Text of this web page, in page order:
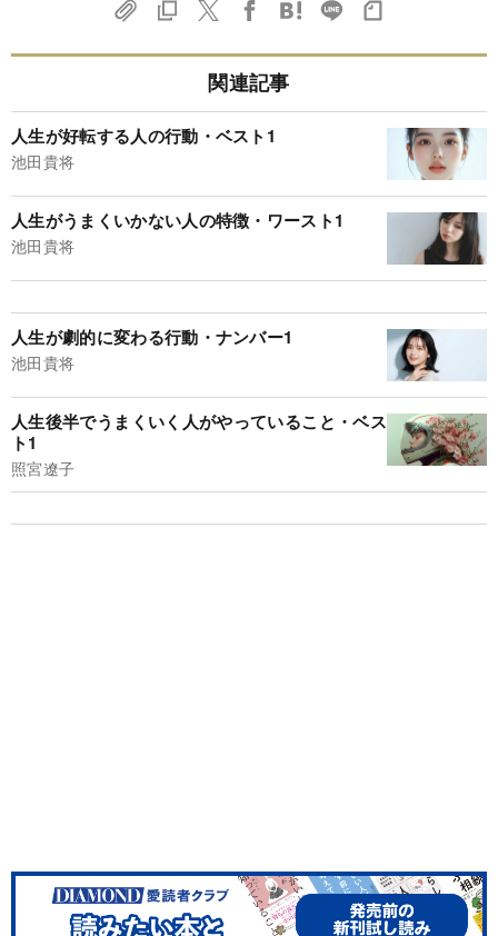
関連記事
人生が好転する人の行動・ベスト1
池田貴将
人生がうまくいかない人の特徴・ワースト1
池田貴将
人生が劇的に変わる行動・ナンバー1
池田貴将
人生後半でうまくいく人がやっていること・ベス
ト1
照宮遼子